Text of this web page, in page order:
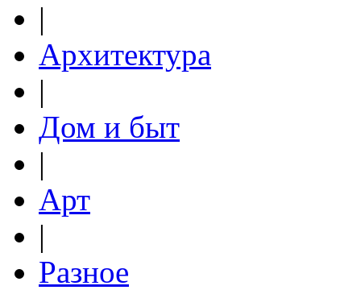
|
Архитектура
|
Дом и быт
|
Арт
|
Разное